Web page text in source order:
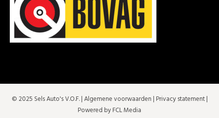
© 2025 Sels Auto's V.O.F. |Algemene voorwaarden | Privacy statement|
Powered by FCL Media